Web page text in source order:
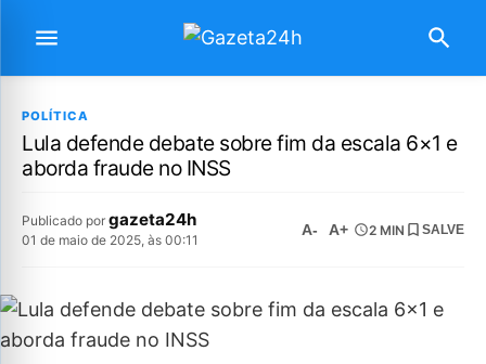
POLÍTICA
Lula defende debate sobre fim da escala 6×1 e
aborda fraude no INSS
Publicado por gazeta24h
01 de maio de 2025, às 00:11
A- A+ 2 MIN SALVE